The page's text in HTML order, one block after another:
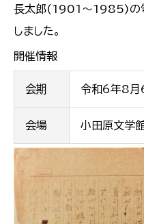
長太郎(1901～1985)の
しました。
開催情報
会期 令和6年8
会場 小田原文学